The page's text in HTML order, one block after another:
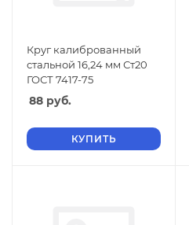
Круг калиброванный
стальной 16,24 мм Ст20
ГОСТ 7417-75
88 руб.
КУПИТЬ